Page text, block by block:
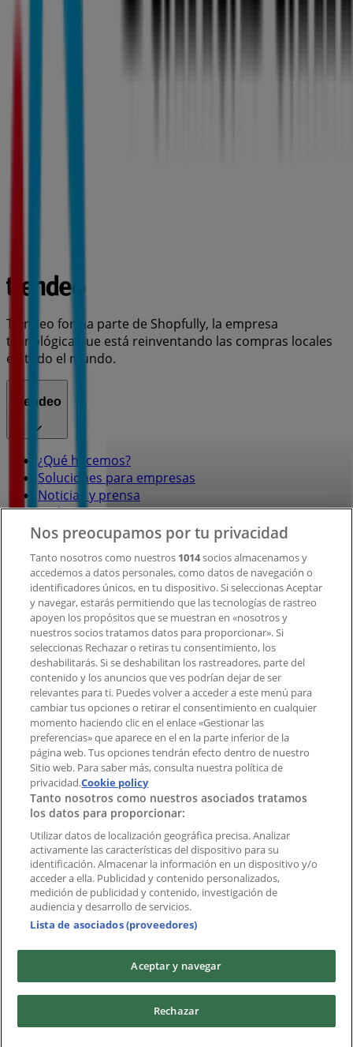
Tiendeo forma parte de Shopfully, la empresa
tecnológica que está reinventando las compras locales
en todo el mundo.
Tiendeo
¿Qué hacemos?
Soluciones para empresas
Noticias y prensa
Trabaja con nosotros
Contacto
Contacto comercial y de marketing
Tienda mal colocada en el mapa
Notificar un folleto
¿Encontraste un problema en la web o en la
aplicación?
Índices
Marcas
Negocios
Negocios cercanos
Productos
Ciudades
Descargar la APP Tiendeo
Copyright © Tiendeo ® 2026 · Shopfully Marketing S.L.U. –
Nos preocupamos por tu privacidad
Tanto nosotros como nuestros 1014socios almacenamos y
accedemos a datos personales, como datos de navegación o
identificadores únicos, en tu dispositivo. Si seleccionas Aceptar
y navegar, estarás permitiendo que las tecnologías de rastreo
apoyen los propósitos que se muestran en «nosotros y
nuestros socios tratamos datos para proporcionar». Si
seleccionas Rechazar o retiras tu consentimiento, los
deshabilitarás. Si se deshabilitan los rastreadores, parte del
contenido y los anuncios que ves podrían dejar de ser
relevantes para ti. Puedes volver a acceder a este menú para
cambiar tus opciones o retirar el consentimiento en cualquier
momento haciendo clic en el enlace «Gestionar las
preferencias» que aparece en el en la parte inferior de la
página web. Tus opciones tendrán efecto dentro de nuestro
Sitio web. Para saber más, consulta nuestra política de
privacidad.Cookie policy
Tanto nosotros como nuestros asociados tratamos
los datos para proporcionar:
Utilizar datos de localización geográfica precisa. Analizar
activamente las características del dispositivo para su
identificación. Almacenar la información en un dispositivo y/o
acceder a ella. Publicidad y contenido personalizados,
medición de publicidad y contenido, investigación de
audiencia y desarrollo de servicios.
Lista de asociados (proveedores)
Aceptar y navegar
Rechazar